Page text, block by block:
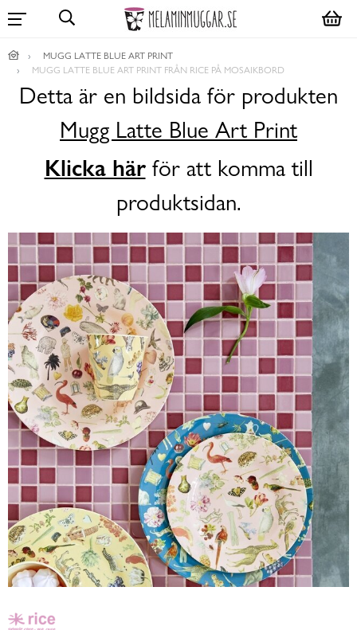
MUGG LATTE BLUE ART PRINT
MUGG LATTE BLUE ART PRINT FRÅN RICE PÅ MOSAIKBORD
Detta är en bildsida för produkten
Mugg Latte Blue Art Print
Klicka härför att komma till
produktsidan.